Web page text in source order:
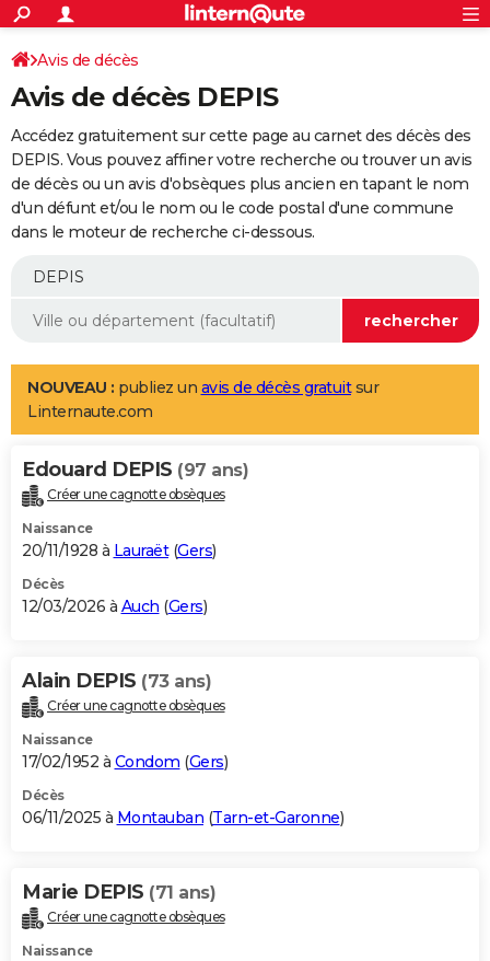
ACTUALITÉS
Politique
Société
Faits Divers
Education
Monde
Villes
+
SPORT
Coupe du monde 2026
Football
Tennis
Cyclisme
Rugby
Forum
Programme TV
TNT
Streaming
Cinéma
Sorties cinéma
Musique
+
FINANCE
Retraite
Impôts
Epargne
Immobilier
Risques naturels par ville
Banque
Assurance
Crédit
AUTO
Essais
Réserver un essai
Citadines
Berlines
SUV
Forum auto
+
Mobiles
Meilleur smartphone
Internet
Ordinateurs
Jeux vidéo
Guide high-tech
Aménagement intérieur
LIFESTYLE
Art de vivre
Bien-être
Loisirs
Mode
Modes de vie
Alimentation
Guide de la santé
Maladies
Médicaments
Sommeil
VOYAGE
Destinations
City break
Voyage nature
Voyage de noces
Forum
Climat
+PHOTO
GUIDES D'ACHAT
BONS PLANS
Carte de Noël
Carte Bonne année
Carte Saint-Valentin
Carte Pâques
Carte d'anniversaire
DICTIONNAIRE
Dictionnaire
Biographies
Citations
Expressions
Proverbes
PROGRAMME TV
S'inscrire
Se connecter
Lycées
Collèges
Primaires
Universités
Entreprises
Service militaire
Avis de recherche
AVIS DE DÉCÈS
Bricolage
Lifestyle
Culture
Sport
Auto
Television
Voyage
Cinema
Avis de décès
Avis de décès DEPIS
Accédez gratuitement sur cette page au carnet des décès des
DEPIS. Vous pouvez affiner votre recherche ou trouver un avis
de décès ou un avis d'obsèques plus ancien en tapant le nom
d'un défunt et/ou le nom ou le code postal d'une commune
dans le moteur de recherche ci-dessous.
NOUVEAU : publiez un avis de décès gratuitsur
Linternaute.com
Edouard DEPIS (97 ans)
Créer une cagnotte obsèques
Naissance
20/11/1928 à Lauraët(Gers)
Décès
12/03/2026 à Auch (Gers)
Alain DEPIS (73 ans)
Créer une cagnotte obsèques
Naissance
17/02/1952 à Condom (Gers)
Décès
06/11/2025 à Montauban (Tarn-et-Garonne)
Marie DEPIS (71 ans)
Créer une cagnotte obsèques
Naissance